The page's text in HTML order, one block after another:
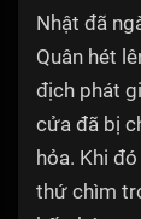
Nhật đã
Quân hét
địch phát
cửa đã bị
hỏa. Khi
thứ chìm